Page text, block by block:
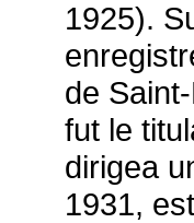
1925).
de
fut le
dirigea
1931,